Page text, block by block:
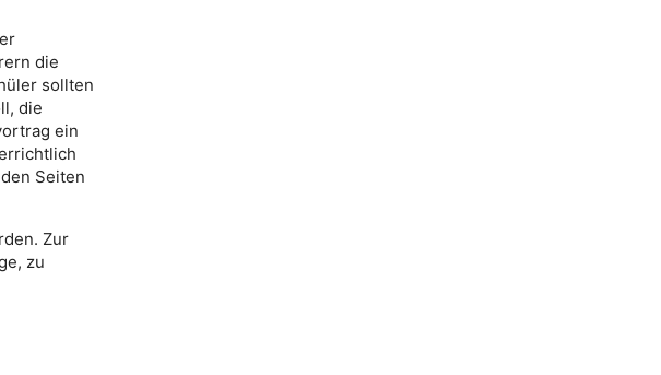
die
sollten
die
ein
Seiten
Zur
zu